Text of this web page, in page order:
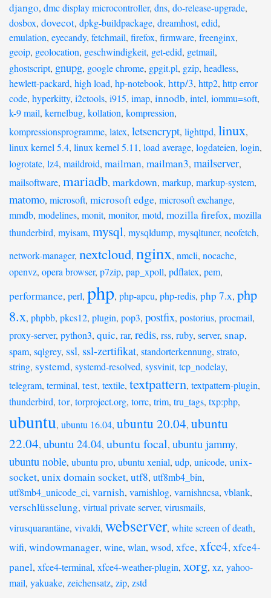
django, dmc display microcontroller, dns, do-release-upgrade,
dosbox, dovecot, dpkg-buildpackage, dreamhost, edid,
emulation, eyecandy, fetchmail, firefox, firmware, freenginx,
geoip, geolocation, geschwindigkeit, get-edid, getmail,
ghostscript, gnupg, google chrome, gpgit.pl, gzip, headless,
hewlett-packard, high load, hp-notebook, http/3, http2, http error
code, hyperkitty, i2ctools, i915, imap, innodb, intel, iommu=soft,
k-9 mail, kernelbug, kollation, kompression,
kompressionsprogramme, latex, letsencrypt, lighttpd, linux,
linux kernel 5.4, linux kernel 5.11, load average, logdateien, login,
logrotate, lz4, maildroid, mailman, mailman3, mailserver,
mailsoftware, mariadb, markdown, markup, markup-system,
matomo, microsoft, microsoft edge, microsoft exchange,
mmdb, modelines, monit, monitor, motd, mozilla firefox, mozilla
thunderbird, myisam, mysql, mysqldump, mysqltuner, neofetch,
network-manager, nextcloud, nginx, nmcli, nocache,
openvz, opera browser, p7zip, pap_xpoll, pdflatex, pem,
performance, perl, php, php-apcu, php-redis, php 7.x, php
8.x, phpbb, pkcs12, plugin, pop3, postfix, postorius, procmail,
proxy-server, python3, quic, rar, redis, rss, ruby, server, snap,
spam, sqlgrey, ssl, ssl-zertifikat, standorterkennung, strato,
string, systemd, systemd-resolved, sysvinit, tcp_nodelay,
telegram, terminal, test, textile, textpattern, textpattern-plugin,
thunderbird, tor, torproject.org, torrc, trim, tru_tags, txp:php,
ubuntu, ubuntu 16.04, ubuntu 20.04, ubuntu
22.04, ubuntu 24.04, ubuntu focal, ubuntu jammy,
ubuntu noble, ubuntu pro, ubuntu xenial, udp, unicode, unix-
socket, unix domain socket, utf8, utf8mb4_bin,
utf8mb4_unicode_ci, varnish, varnishlog, varnishncsa, vblank,
verschlüsselung, virtual private server, virusmails,
virusquarantäne, vivaldi, webserver, white screen of death,
wifi, windowmanager, wine, wlan, wsod, xfce, xfce4, xfce4-
panel, xfce4-terminal, xfce4-weather-plugin, xorg, xz, yahoo-
mail, yakuake, zeichensatz, zip, zstd